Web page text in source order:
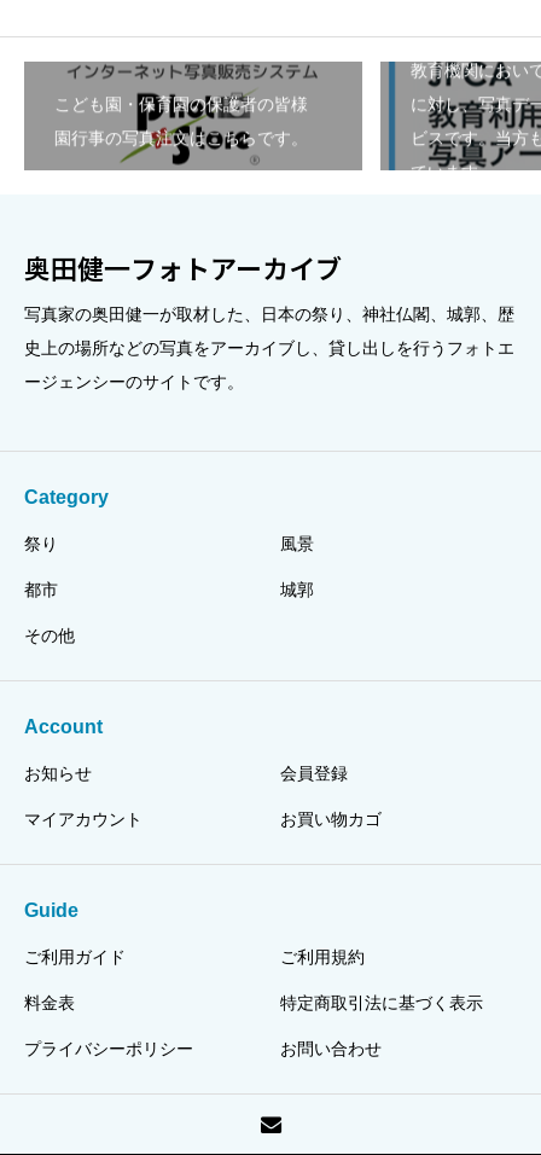
こども園・保育園の保護者の皆様
園行事の写真注文はこちらです。
教育機関におい
に対し、写真デ
ビスです。当方
ています。
奥田健一フォトアーカイブ
写真家の奥田健一が取材した、日本の祭り、神社仏閣、城郭、歴
史上の場所などの写真をアーカイブし、貸し出しを行うフォトエ
ージェンシーのサイトです。
Category
祭り 風景
都市 城郭
その他
Account
お知らせ 会員登録
マイアカウント お買い物カゴ
Guide
ご利用ガイド ご利用規約
料金表 特定商取引法に基づく表示
プライバシーポリシー お問い合わせ